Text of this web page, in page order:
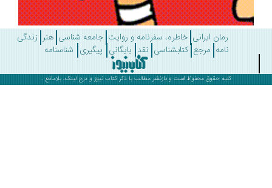
رمان ایرانی خاطره، سفرنامه و روایت جامعه شناسی هنر زندگی
مرجع کتابشناسی نقد بایگانی پیگیری شناسنامه
کلیه حقوق محفوظ است و بازنشر مطالب با ذکرکتاب نیوزو درج لینک، بلامانع .